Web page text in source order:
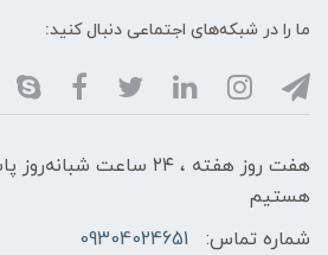
ما را در شبکه‌های اجتماعی دنبال کنید:
هفت روز هفته ، ۲۴ ساعت
هستیم
شماره تماس:
09304024651